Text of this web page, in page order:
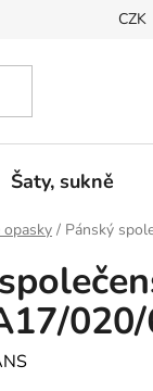
CZK
Šaty, sukně
opasky / Pánský